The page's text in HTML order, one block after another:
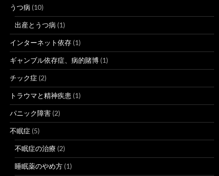
うつ病 (10)
出産とうつ病 (1)
インターネット依存 (1)
ギャンブル依存症、病的賭博 (1)
チック症 (2)
トラウマと精神疾患 (1)
パニック障害 (2)
不眠症 (5)
不眠症の治療 (2)
睡眠薬のやめ方 (1)